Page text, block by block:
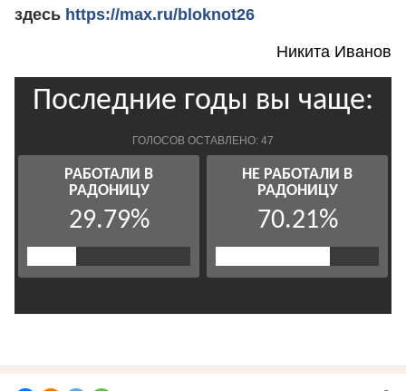
здесь https://max.ru/bloknot26
Никита Иванов